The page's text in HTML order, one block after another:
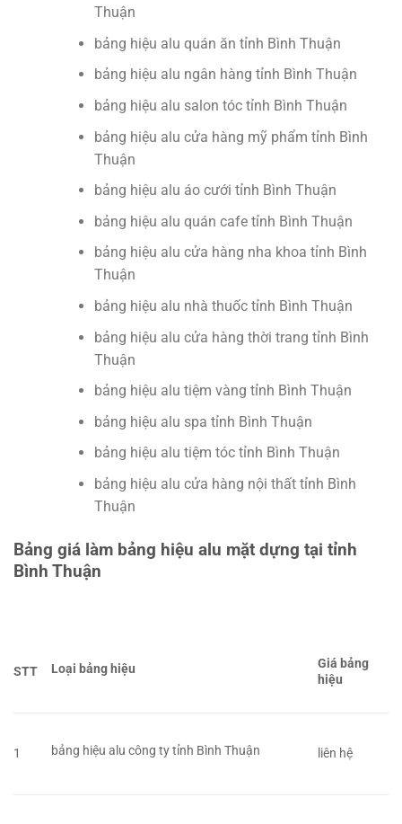
Thuận
bảng hiệu alu quán ăn tỉnh Bình Thuận
bảng hiệu alu ngân hàng tỉnh Bình Thuận
bảng hiệu alu salon tóc tỉnh Bình Thuận
bảng hiệu alu cửa hàng mỹ phẩm tỉnh Bình
Thuận
bảng hiệu alu áo cưới tỉnh Bình Thuận
bảng hiệu alu quán cafe tỉnh Bình Thuận
bảng hiệu alu cửa hàng nha khoa tỉnh Bình
Thuận
bảng hiệu alu nhà thuốc tỉnh Bình Thuận
bảng hiệu alu cửa hàng thời trang tỉnh Bình
Thuận
bảng hiệu alu tiệm vàng tỉnh Bình Thuận
bảng hiệu alu spa tỉnh Bình Thuận
bảng hiệu alu tiệm tóc tỉnh Bình Thuận
bảng hiệu alu cửa hàng nội thất tỉnh Bình
Thuận
Bảng giá làm bảng hiệu alu mặt dựng tại tỉnh
Bình Thuận
STT Loại bảng hiệu
Giá bảng
hiệu
1 bảng hiệu alu công ty tỉnh Bình Thuận liên hệ